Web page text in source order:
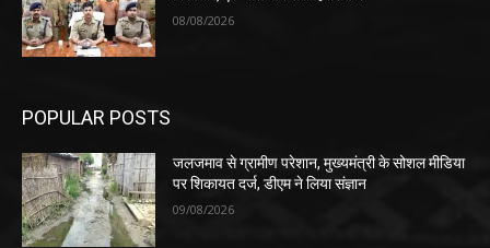
08/08/2026
POPULAR POSTS
जलजमाव से ग्रामीण परेशान, मुख्यमंत्री के सोशल मीडिया
पर शिकायत दर्ज, डीएम ने लिया संज्ञान
09/08/2026